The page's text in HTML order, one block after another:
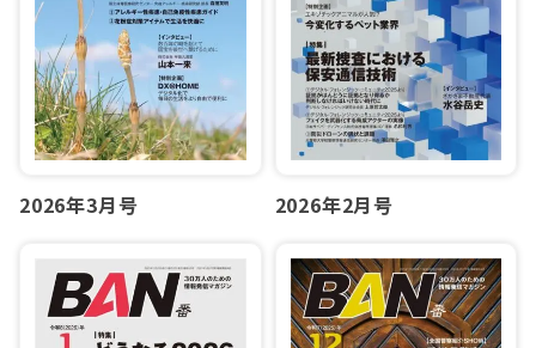
2026年3月号 2026年2月号